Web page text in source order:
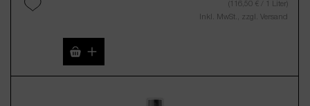
(116,50 € / 1 Liter)
Inkl. MwSt., zzgl. Versand
Produkt Anzahl: Gib den gewünschten